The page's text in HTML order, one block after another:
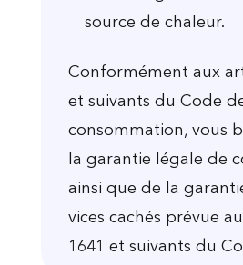
source de chaleur.
Conformément aux
et suivants du Code
consommation, vous
la garantie légale de
ainsi que de la
vices cachés prévue
1641 et suivants du